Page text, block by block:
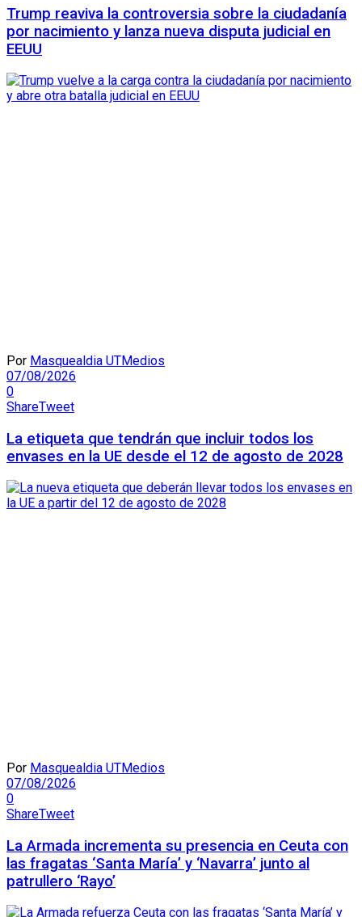
Trump reaviva la controversia sobre la ciudadanía
por nacimiento y lanza nueva disputa judicial en
EEUU
Por Masquealdia UTMedios
07/08/2026
0
ShareTweet
La etiqueta que tendrán que incluir todos los
envases en la UE desde el 12 de agosto de 2028
Por Masquealdia UTMedios
07/08/2026
0
ShareTweet
La Armada incrementa su presencia en Ceuta con
las fragatas ‘Santa María’ y ‘Navarra’ junto al
patrullero ‘Rayo’